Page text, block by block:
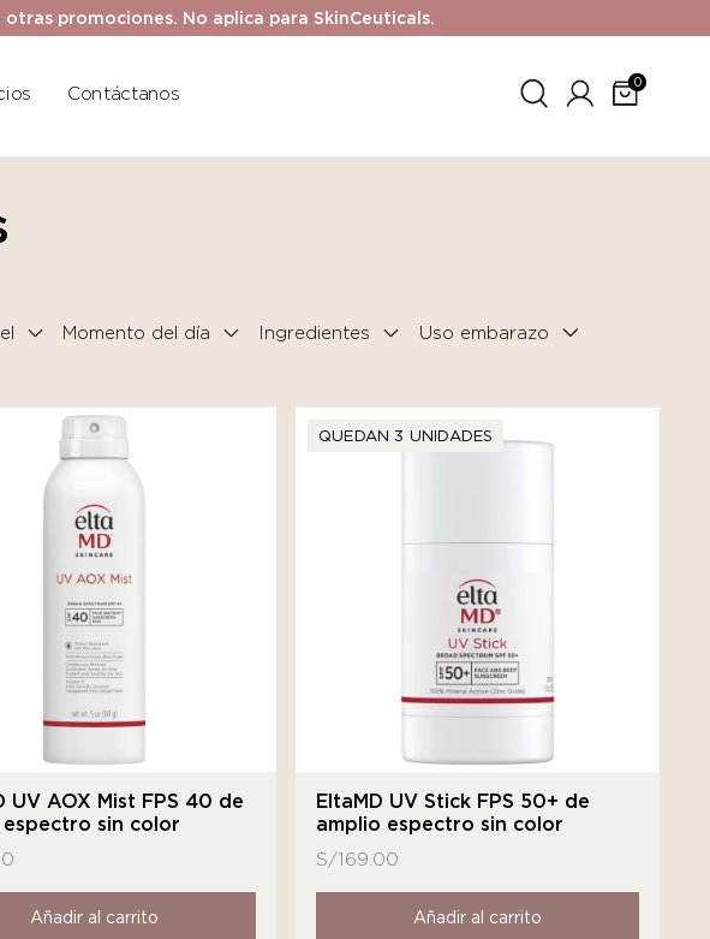
promociones. No aplica para SkinCeuticals.
Contáctanos
0
Momento del día Ingredientes
UV AOX Mist FPS 40 de
espectro sin color
Añadir al carrito
QUEDAN 3 UNIDADES
EltaMD UV Stick FPS 50+ de
amplio espectro sin color
S/169.00
Añadir al carrito